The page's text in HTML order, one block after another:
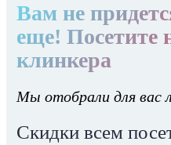
Вам не
еще!
клинкера
Мы отобрали для вас
Скидки всем